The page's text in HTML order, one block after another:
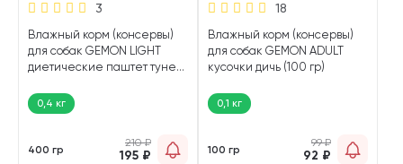
3
Влажный корм (консервы)
для собак GEMON LIGHT
диетические паштет тунец
0,4 кг
400 гр
210₽
195 ₽
18
Влажный корм (консервы)
для собак GEMON ADULT
кусочки дичь (100 гр)
0,1 кг
100 гр
99₽
92 ₽